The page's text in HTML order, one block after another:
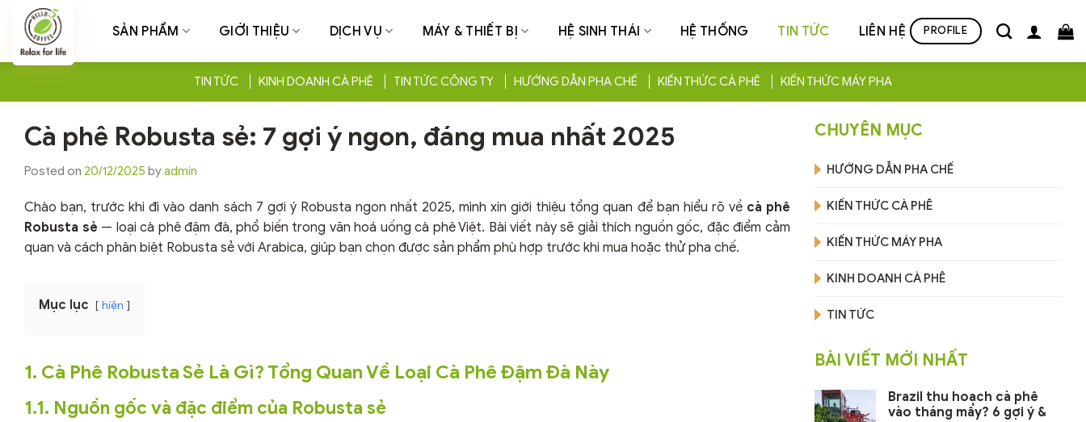
Chuyển
dung
SẢN PHẨM GIỚI THIỆU DỊCH VỤ MÁY & THIẾT BỊ HỆ SINH THÁI HỆ THỐNG TIN TỨC LIÊN HỆ PROFILE
TIN TỨC KINH DOANH CÀ PHÊ TIN TỨC CÔNG TY HƯỚNG DẪN PHA CHẾ KIẾN THỨC CÀ PHÊ KIẾN THỨC MÁY PHA
Cà phê Robusta sẻ: 7 gợi ý ngon, đáng mua nhất 2025
Posted on 20/12/2025 byadmin
Chào bạn, trước khi đi vào danh sách 7 gợi ý Robusta ngon nhất 2025, mình xin giới thiệu tổng quan để bạn hiểu rõ về cà phê
Robusta sẻ — loại cà phê đậm đà, phổ biến trong văn hoá uống cà phê Việt. Bài viết này sẽ giải thích nguồn gốc, đặc điểm cảm
quan và cách phân biệt Robusta sẻ với Arabica, giúp bạn chọn được sản phẩm phù hợp trước khi mua hoặc thử pha chế.
Mục lục hiện
1. Cà Phê Robusta Sẻ Là Gì? Tổng Quan Về Loại Cà Phê Đậm Đà Này
1.1. Nguồn gốc và đặc điểm của Robusta sẻ
CHUYÊN MỤC
HƯỚNG DẪN PHA CHẾ
KIẾN THỨC CÀ PHÊ
KIẾN THỨC MÁY PHA
KINH DOANH CÀ PHÊ
TIN TỨC
BÀI VIẾT MỚI NHẤT
Brazil thu hoạch cà phê
vào tháng mấy? 6 gợi ý &